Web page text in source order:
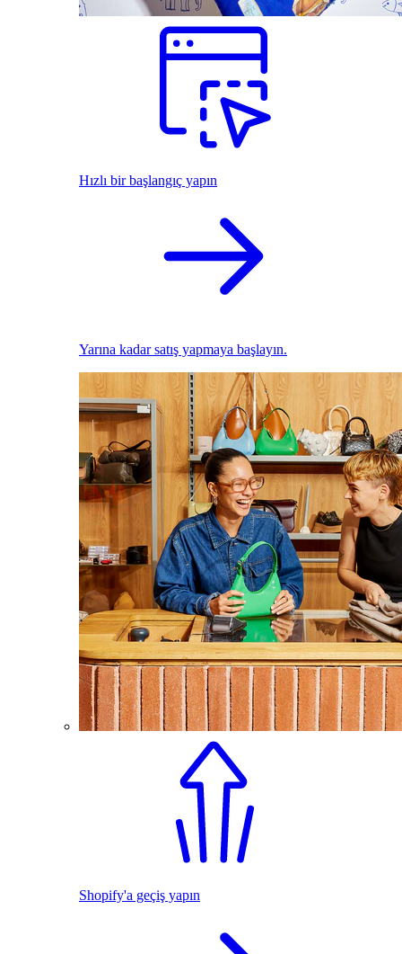
Hızlı bir başlangıç yapın
Yarına kadar satış yapmaya başlayın.
Shopify'a geçiş yapın